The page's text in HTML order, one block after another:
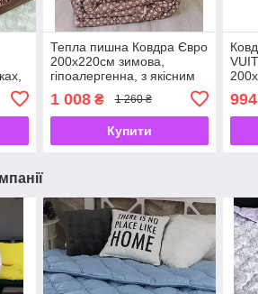
Тепла пишна Ковдра Євро
200х220см зимова,
гіпоалергенна, з якісним
холлофайбер
1 008₴ 1 260 ₴
Купити